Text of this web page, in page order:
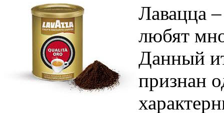
Лавацца
любят
Данный
признан